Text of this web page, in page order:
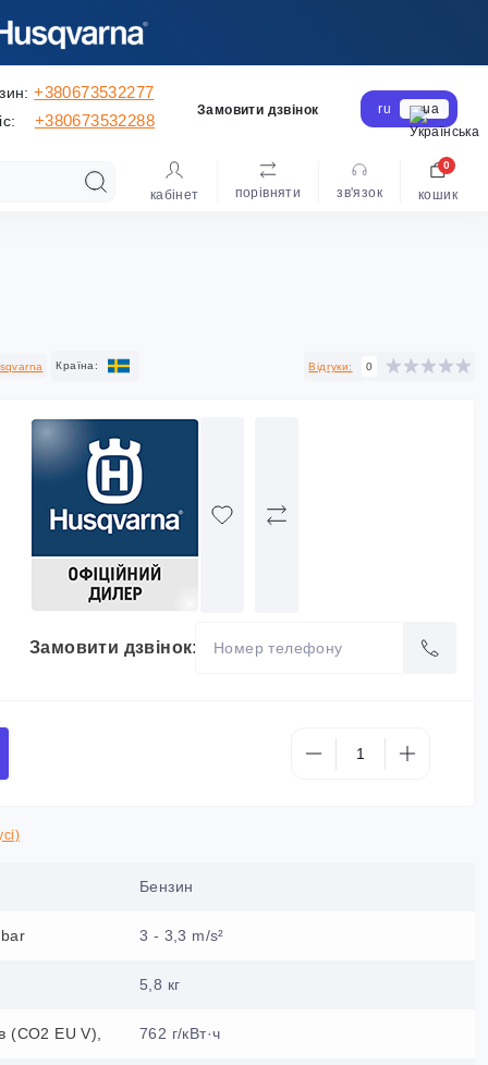
+380673532277
+380673532288
Замовити дзвінок ru ua
кабінет порівняти зв'язок кошик
0
Країна: Відгуки: 0
Замовити дзвінок:
Бензин
3 - 3,3 m/s²
5,8 кг
(CO2 EU V), 762 г/кВт·ч